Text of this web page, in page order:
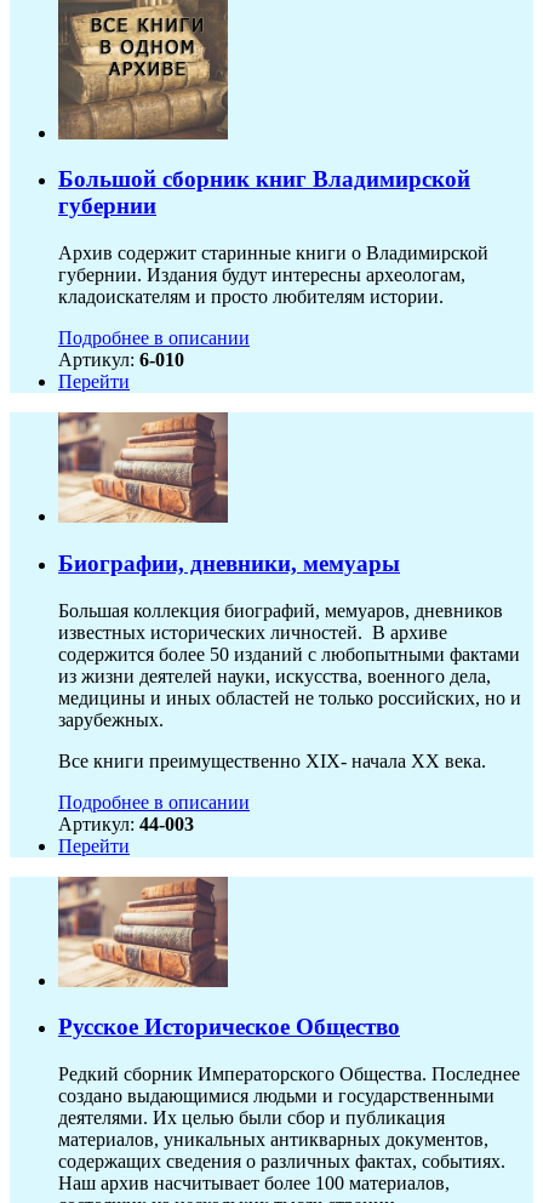
Большой сборник книг Владимирской
губернии
Архив содержит старинные книги о Владимирской
губернии. Издания будут интересны археологам,
кладоискателям и просто любителям истории.
Подробнее в описании
Артикул: 6-010
Перейти
Биографии, дневники, мемуары
Большая коллекция биографий, мемуаров, дневников
известных исторических личностей. В архиве
содержится более 50 изданий с любопытными фактами
из жизни деятелей науки, искусства, военного дела,
медицины и иных областей не только российских, но и
зарубежных.
Все книги преимущественно XIX- начала XX века.
Подробнее в описании
Артикул: 44-003
Перейти
Русское Историческое Общество
Редкий сборник Императорского Общества. Последнее
создано выдающимися людьми и государственными
деятелями. Их целью были сбор и публикация
материалов, уникальных антикварных документов,
содержащих сведения о различных фактах, событиях.
Наш архив насчитывает более 100 материалов,